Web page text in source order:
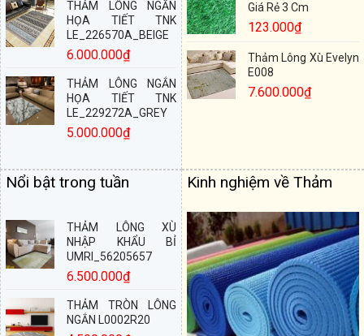
THẢM LÔNG NGẮN
HỌA TIẾT TNK
LE_226570A_BEIGE
6.000.000₫
THẢM LÔNG NGẮN
HỌA TIẾT TNK
LE_229272A_GREY
5.000.000₫
Giá Rẻ 3 Cm
123.000₫
Thảm Lông Xù Evelyn
E008
7.600.000₫
Nổi bật trong tuần
THẢM LÔNG XÙ
NHẬP KHẨU BỈ
UMRI_56205657
6.500.000₫
THẢM TRÒN LÔNG
NGẮN L0002R20
Kinh nghiệm về Thảm